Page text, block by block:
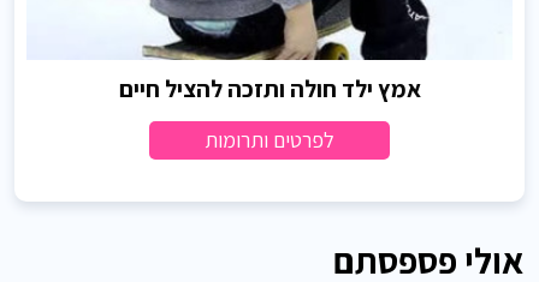
אמץ ילד חולה ותזכה להציל חיים
לפרטים ותרומות
אולי פספסתם